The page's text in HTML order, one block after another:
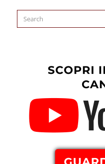
Search
for: